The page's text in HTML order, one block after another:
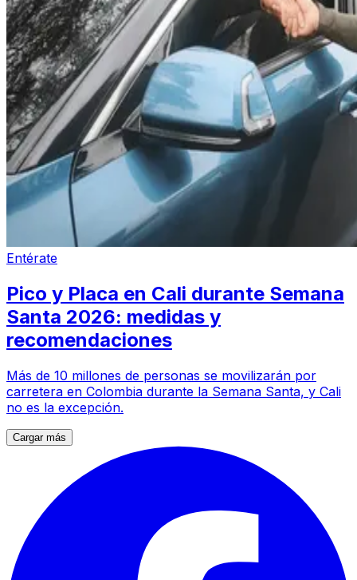
Entérate
Pico y Placa en Cali durante Semana
Santa 2026: medidas y
recomendaciones
Más de 10 millones de personas se movilizarán por
carretera en Colombia durante la Semana Santa, y Cali
no es la excepción.
Cargar más